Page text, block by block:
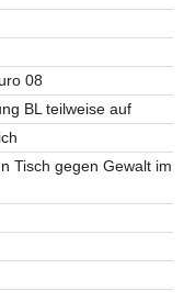
08
BL teilweise auf
Tisch gegen Gewalt im